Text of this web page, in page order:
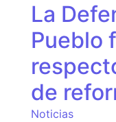
La
Pueblo
de
Noticias